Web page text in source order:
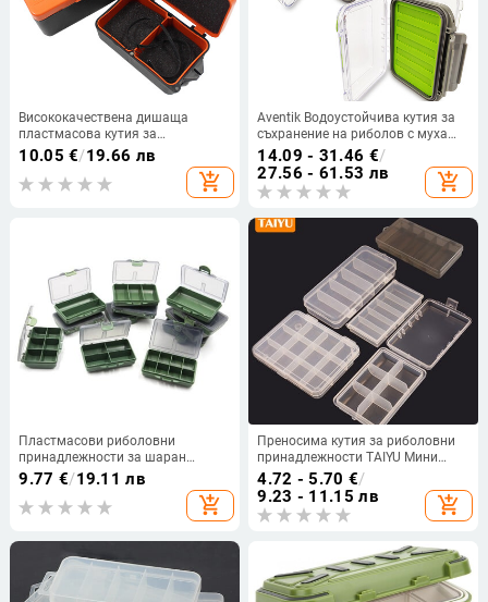
Висококачествена дишаща
пластмасова кутия за
съхранение на жива стръв за
риболов Земен червей
Bloodworms Контейнер за стръв
Кутия за риболовни аксесоари
10.05 €/19.66 лв
add_shopping_cart
Aventik Водоустойчива кутия за
съхранение на риболов с муха
Двустранна силиконова вложка
Кутии за принадлежности Куки
за риболов Примамки Файлове
Кутия за съхранение на стръв
14.09 - 31.46 €/
27.56 - 61.53 лв
add_shopping_cart
Пластмасови риболовни
принадлежности за шаран
Отделена малка кутия Монтаж и
кутия за съхранение Органайзер
Контейнер Отделения Кутия
Инструменти за риболов на
стръв
9.77 €/19.11 лв
add_shopping_cart
Преносима кутия за риболовни
принадлежности TAIYU Мини
калъф за съхранение на джиг
примамка Лъжица Стръв Кука
Инструмент Аксесоари Шаран
Кутия органайзер за риболов на
4.72 - 5.70 €/
9.23 - 11.15 лв
add_shopping_cart